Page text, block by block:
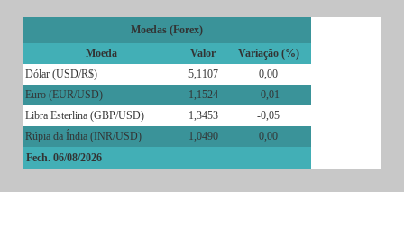
Moedas (Forex)
Moeda
Valor
Variação (%)
Dólar (USD/R$)
5,1107
0,00
Euro (EUR/USD)
1,1524
-0,01
Libra Esterlina (GBP/USD)
1,3453
-0,05
Rúpia da Índia (INR/USD)
1,0490
0,00
Fech. 06/08/2026